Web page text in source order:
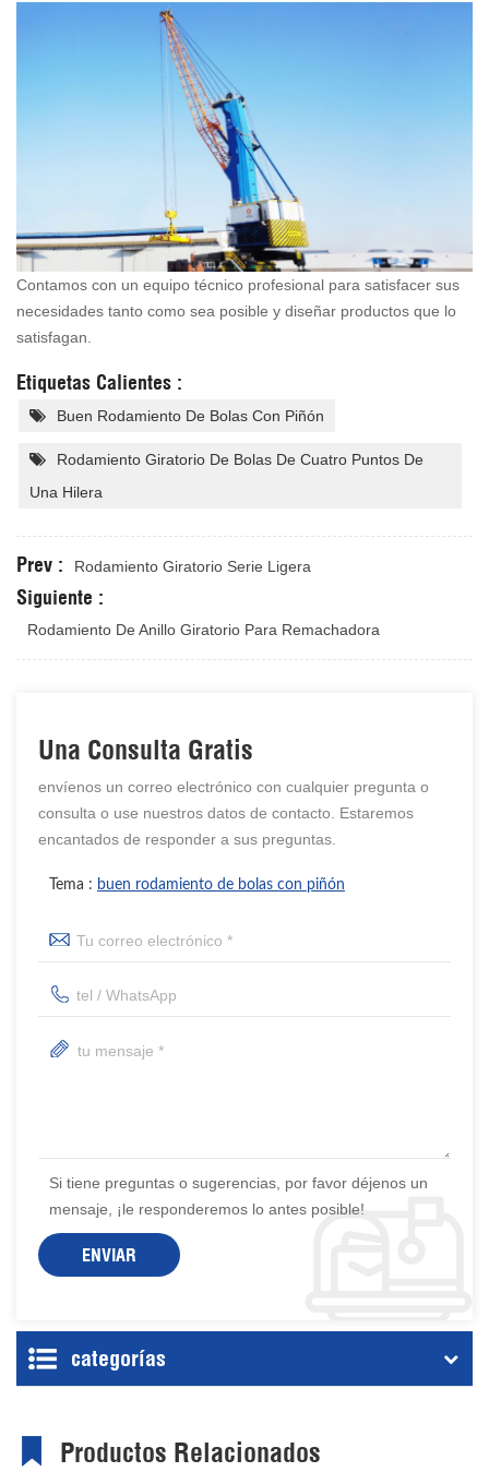
Contamos con un equipo técnico profesional para satisfacer sus
necesidades tanto como sea posible y diseñar productos que lo
satisfagan.
Etiquetas Calientes :
Buen Rodamiento De Bolas Con Piñón
Rodamiento Giratorio De Bolas De Cuatro Puntos De
Una Hilera
Prev : Rodamiento Giratorio Serie Ligera
Siguiente :
Rodamiento De Anillo Giratorio Para Remachadora
Una Consulta Gratis
envíenos un correo electrónico con cualquier pregunta o
consulta o use nuestros datos de contacto. Estaremos
encantados de responder a sus preguntas.
Tema : buen rodamiento de bolas con piñón
Si tiene preguntas o sugerencias, por favor déjenos un
mensaje, ¡le responderemos lo antes posible!
categorías
Productos Relacionados